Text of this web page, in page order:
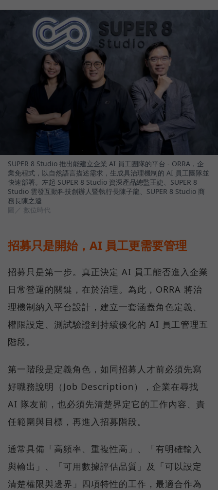
SUPER 8 Studio 推出能建立企業 AI 員工團隊的平台 - ORRA，企
業免程式，以自然語言描述需求，生成具治理機制的 AI 員工團隊並
快速部署。左起 SUPER 8 Studio 資深產品總監王婕、SUPER 8
Studio 雲發互動科技創辦人暨執行長陳子龍、SUPER 8 Studio 商
務長陳之逵
圖／ 數位時代
招募只是開始，AI 員工更需要管理
招募只是第一步。真正決定 AI 員工能否進入企業
日常營運的關鍵，在於治理。為此，ORRA 將治
理機制納入平台設計，建立一套涵蓋角色定義、
權限設定、測試驗證到持續優化的 AI 員工管理五
階段。
第一階段是定義角色，如同招募人才前必須先寫
好職務說明（Job Description），企業在尋找
AI 隊友前，也必須先清楚界定它的工作內容、責
任範圍與目標，再進入招募階段。
通常具備「高頻率、重複性高」、「有明確輸入
與輸出」、「可用數據評估品質」及「可以設定
清楚權限與邊界」四項特性的工作，最適合作為